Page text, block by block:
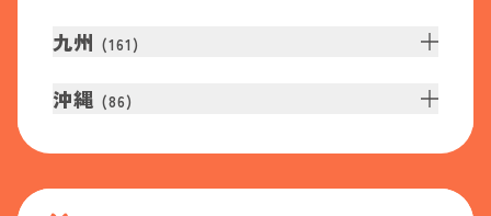
九州 (161 )
沖縄 (86)